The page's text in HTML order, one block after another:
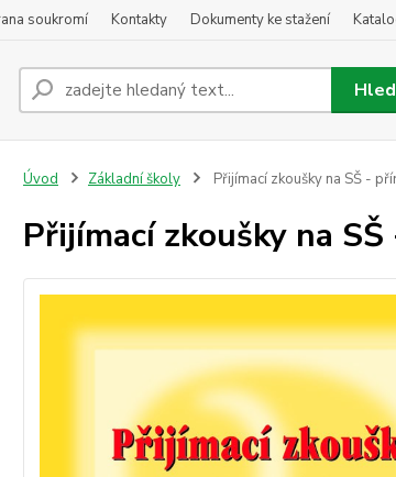
soukromí Kontakty Dokumenty ke stažení
Úvod Základní školy Přijímací zkoušky na SŠ -
Přijímací zkoušky na